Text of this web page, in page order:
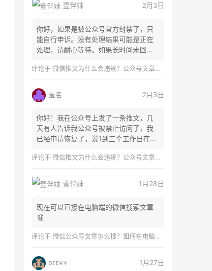
壹伴妹 2月3日
你好，如果是被公众号官方封禁了，只
能自行申诉。没有处理结果可能是正在
处理，请耐心等待。如果长时间未回
评论于 微信推文为什么会违规？公众号文章怎么检测是否违规？
匿名 2月3日
你好！我在公众号上发了一条推文，几
天有人告诉我公众号被禁止访问了，我
已经申请恢复了，说1到三个工作日在微
评论于 微信推文为什么会违规？公众号文章怎么检测是否违规？
壹伴妹 1月28日
现在可以直接在电脑端的微信搜索文章
哦
评论于 微信公众号文章怎么搜？如何在电脑上搜索公众号文章？
ᴅᴇᴇʀʏ 1月27日